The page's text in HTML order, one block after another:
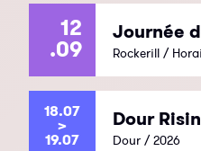
12
.09
Journée
Rockerill /
18.07
>
19.07
Dour
Dour / 2026